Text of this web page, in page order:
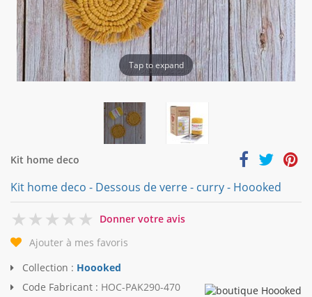
Tap to expand
Kit home deco
Kit home deco - Dessous de verre - curry - Hoooked
0
Donner votre avis
Ajouter à mes favoris
Collection : Hoooked
Code Fabricant : HOC-PAK290-470